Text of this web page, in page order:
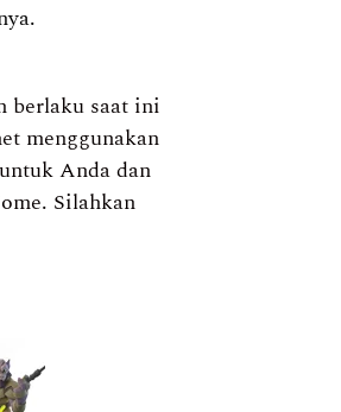
berlaku saat ini
menggunakan
Anda dan
Silahkan